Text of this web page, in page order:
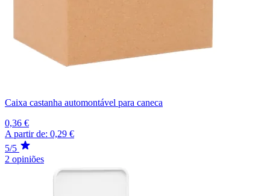
Caixa castanha automontável para caneca
0,36 €
A partir de: 0,29 €
5/5
2 opiniões